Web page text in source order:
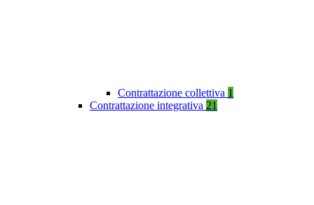
Contrattazione collettiva 1
Contrattazione integrativa 21